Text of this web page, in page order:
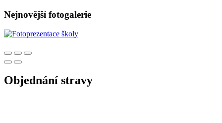
Nejnovější fotogalerie
Objednání stravy